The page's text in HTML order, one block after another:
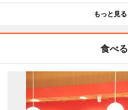
もっと見る
食べる